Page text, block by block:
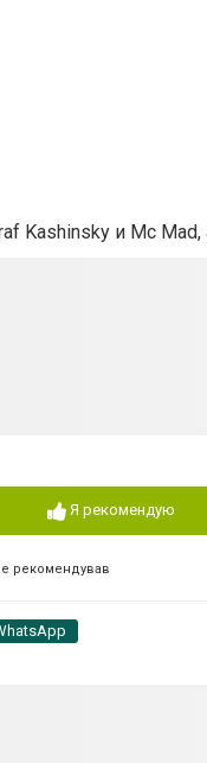
Kashinsky и Mc Mad,
Я рекомендую
рекомендував